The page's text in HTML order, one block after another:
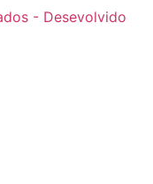
- Desevolvido